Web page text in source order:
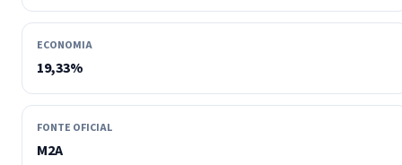
ECONOMIA
19,33%
FONTE OFICIAL
M2A